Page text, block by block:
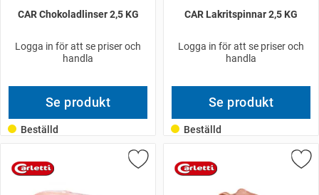
CAR Chokoladlinser 2,5 KG
Logga in för att se priser och
handla
Se produkt
Beställd
CAR Lakritspinnar 2,5 KG
Logga in för att se priser och
handla
Se produkt
Beställd